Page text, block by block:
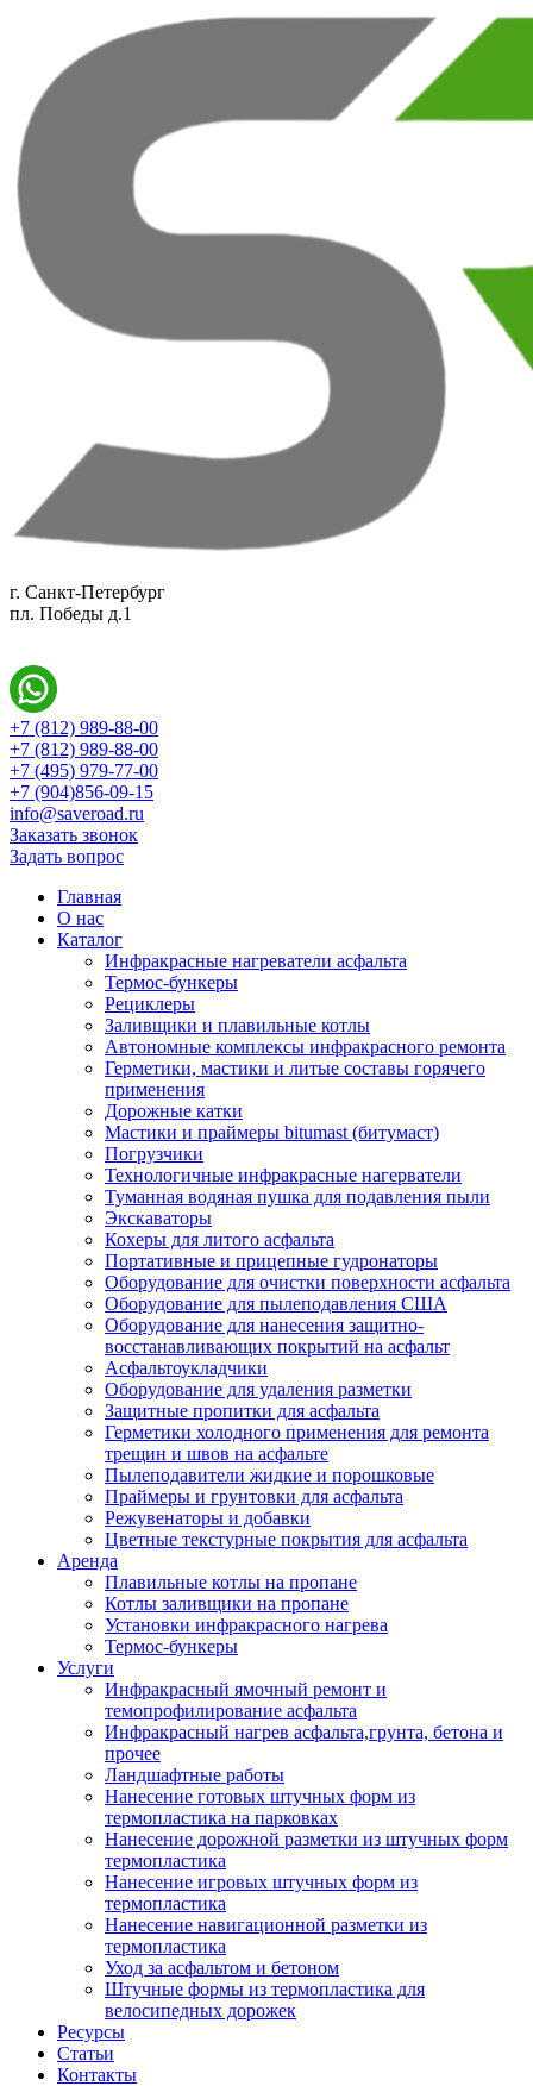
г. Санкт-Петербург
пл. Победы д.1
+7 (812) 989-88-00
+7 (812) 989-88-00
+7 (495) 979-77-00
+7 (904)856-09-15
info@saveroad.ru
Заказать звонок
Задать вопрос
Главная
О нас
Каталог
Инфракрасные нагреватели асфальта
Термос-бункеры
Рециклеры
Заливщики и плавильные котлы
Автономные комплексы инфракрасного ремонта
Герметики, мастики и литые составы горячего
применения
Дорожные катки
Мастики и праймеры bitumast (битумаст)
Погрузчики
Технологичные инфракрасные нагерватели
Туманная водяная пушка для подавления пыли
Экскаваторы
Кохеры для литого асфальта
Портативные и прицепные гудронаторы
Оборудование для очистки поверхности асфальта
Оборудование для пылеподавления США
Оборудование для нанесения защитно-
восстанавливающих покрытий на асфальт
Асфальтоукладчики
Оборудование для удаления разметки
Защитные пропитки для асфальта
Герметики холодного применения для ремонта
трещин и швов на асфальте
Пылеподавители жидкие и порошковые
Праймеры и грунтовки для асфальта
Режувенаторы и добавки
Цветные текстурные покрытия для асфальта
Аренда
Плавильные котлы на пропане
Котлы заливщики на пропане
Установки инфракрасного нагрева
Термос-бункеры
Услуги
Инфракрасный ямочный ремонт и
темопрофилирование асфальта
Инфракрасный нагрев асфальта,грунта, бетона и
прочее
Ландшафтные работы
Нанесение готовых штучных форм из
термопластика на парковках
Нанесение дорожной разметки из штучных форм
термопластика
Нанесение игровых штучных форм из
термопластика
Нанесение навигационной разметки из
термопластика
Уход за асфальтом и бетоном
Штучные формы из термопластика для
велосипедных дорожек
Ресурсы
Статьи
Контакты